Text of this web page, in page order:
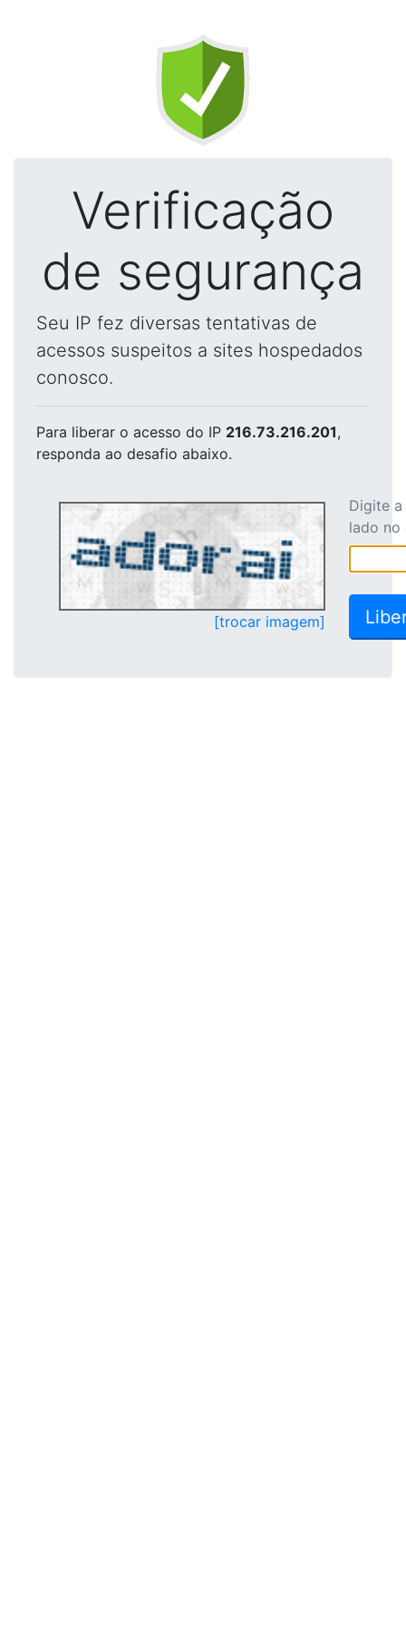
Verificação
de segurança
Seu IP fez diversas tentativas de
acessos suspeitos a sites hospedados
conosco.
Para liberar o acesso do IP 216.73.216.201,
responda ao desafio abaixo.
[trocar imagem]
Digite
lado no